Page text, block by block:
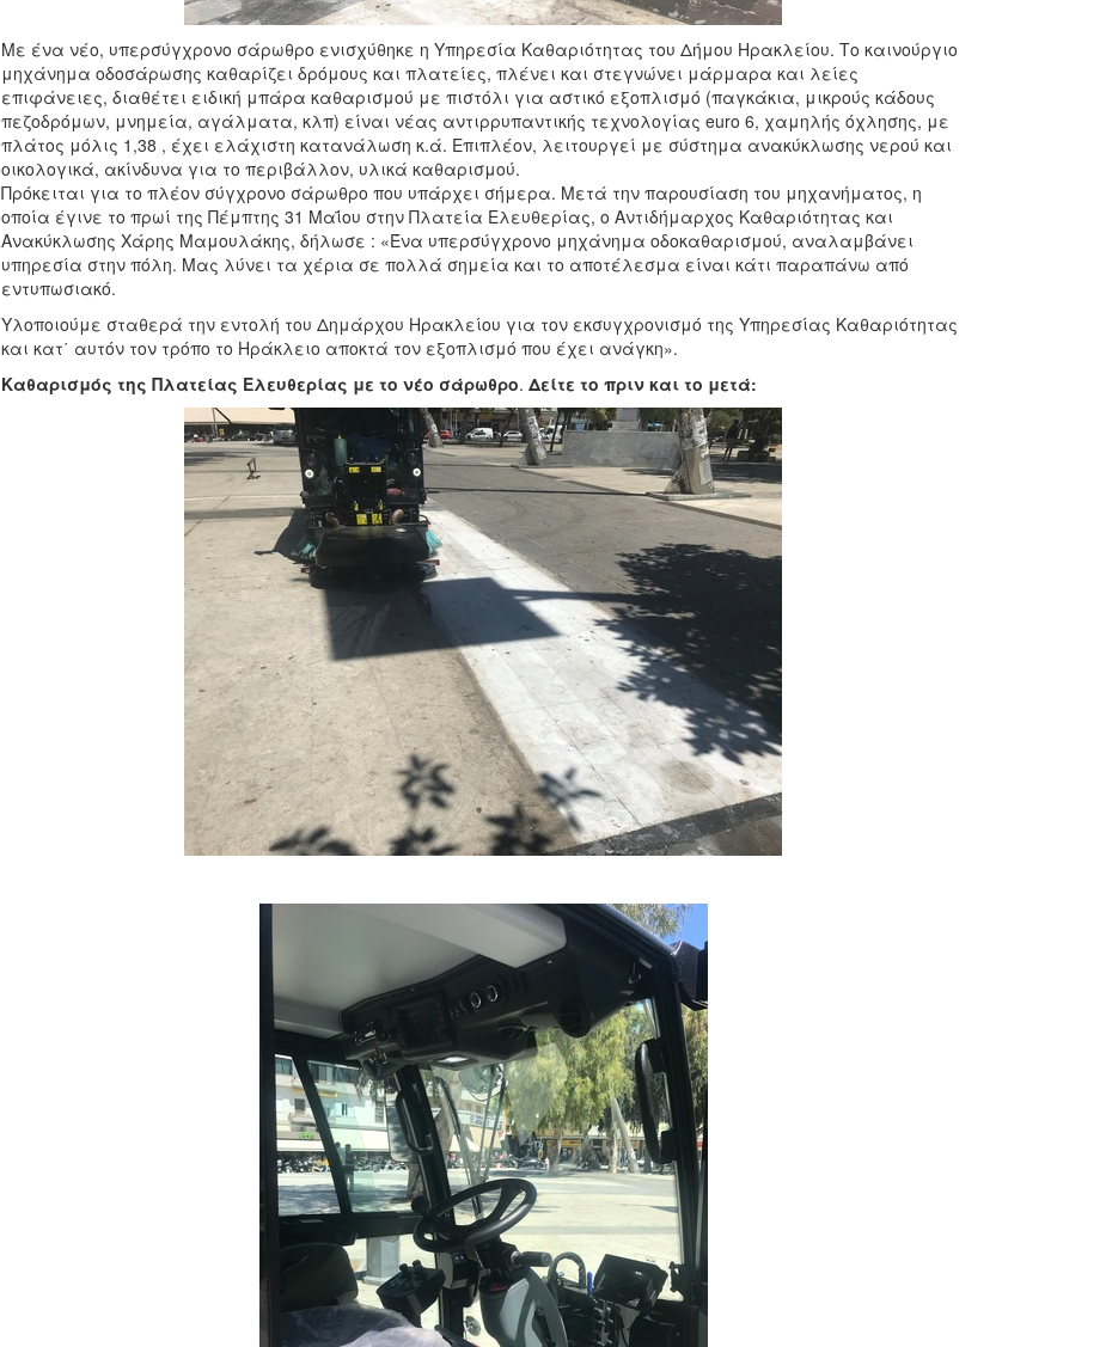
Με ένα νέο, υπερσύγχρονο σάρωθρο ενισχύθηκε η Υπηρεσία Καθαριότητας του Δήμου Ηρακλείου. Το καινούργιο
μηχάνημα οδοσάρωσης καθαρίζει δρόμους και πλατείες, πλένει και στεγνώνει μάρμαρα και λείες
επιφάνειες, διαθέτει ειδική μπάρα καθαρισμού με πιστόλι για αστικό εξοπλισμό (παγκάκια, μικρούς κάδους
πεζοδρόμων, μνημεία, αγάλματα, κλπ) είναι νέας αντιρρυπαντικής τεχνολογίας euro 6, χαμηλής όχλησης, με
πλάτος μόλις 1,38 , έχει ελάχιστη κατανάλωση κ.ά. Επιπλέον, λειτουργεί με σύστημα ανακύκλωσης νερού και
οικολογικά, ακίνδυνα για το περιβάλλον, υλικά καθαρισμού.
Πρόκειται για το πλέον σύγχρονο σάρωθρο που υπάρχει σήμερα. Μετά την παρουσίαση του μηχανήματος, η
οποία έγινε το πρωί της Πέμπτης 31 Μαΐου στην Πλατεία Ελευθερίας, ο Αντιδήμαρχος Καθαριότητας και
Ανακύκλωσης Χάρης Μαμουλάκης, δήλωσε : «Ένα υπερσύγχρονο μηχάνημα οδοκαθαρισμού, αναλαμβάνει
υπηρεσία στην πόλη. Μας λύνει τα χέρια σε πολλά σημεία και το αποτέλεσμα είναι κάτι παραπάνω από
εντυπωσιακό.
Υλοποιούμε σταθερά την εντολή του Δημάρχου Ηρακλείου για τον εκσυγχρονισμό της Υπηρεσίας Καθαριότητας
και κατ΄ αυτόν τον τρόπο το Ηράκλειο αποκτά τον εξοπλισμό που έχει ανάγκη».
Καθαρισμός της Πλατείας Ελευθερίας με το νέο σάρωθρο. Δείτε το πριν και το μετά: